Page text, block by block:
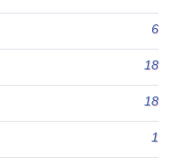
6
18
18
1